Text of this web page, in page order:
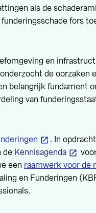
als de
fors
en
de oorzaken
belangrijk fundament
van
. In
de Kennisagenda
een raamwerk voor de
en Funderingen